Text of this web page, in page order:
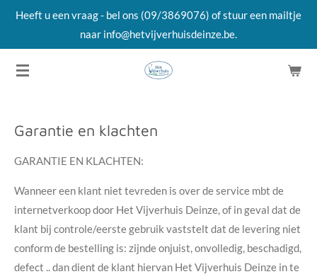
Ga
de
Heeft u een vraag - bel ons (09/3869076) of stuur een mailtje
naar info@hetvijverhuisdeinze.be.
Garantie en klachten
GARANTIE EN KLACHTEN:
Wanneer een klant niet tevreden is over de service mbt de
internetverkoop door Het Vijverhuis Deinze, of in geval dat de
klant bij controle/eerste gebruik vaststelt dat de levering niet
conform de bestelling is: zijnde onjuist, onvolledig, beschadigd,
defect .. dan dient de klant hiervan Het Vijverhuis Deinze in te